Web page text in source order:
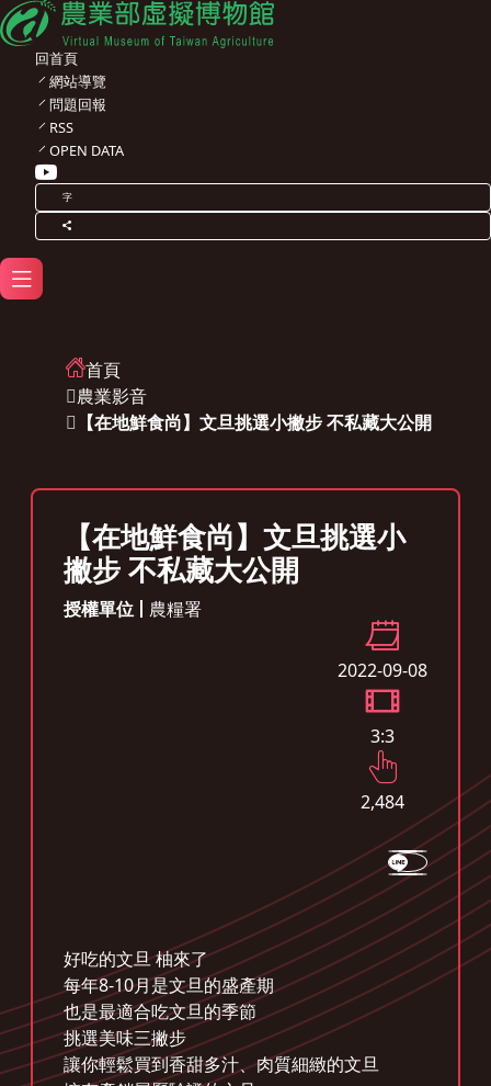
回首頁
網站導覽
問題回報
RSS
OPEN DATA
字
首頁
農業影音
【在地鮮食尚】文旦挑選小撇步 不私藏大公開
【在地鮮食尚】文旦挑選小
撇步 不私藏大公開
授權單位 農糧署
2022-09-08
3:3
2,484
好吃的文旦 柚來了
每年8-10月是文旦的盛產期
也是最適合吃文旦的季節
挑選美味三撇步
讓你輕鬆買到香甜多汁、肉質細緻的文旦